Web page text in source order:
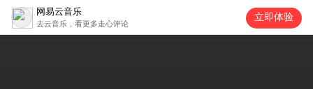
网易云音乐
去云音乐，看更多走心评论
立即体验